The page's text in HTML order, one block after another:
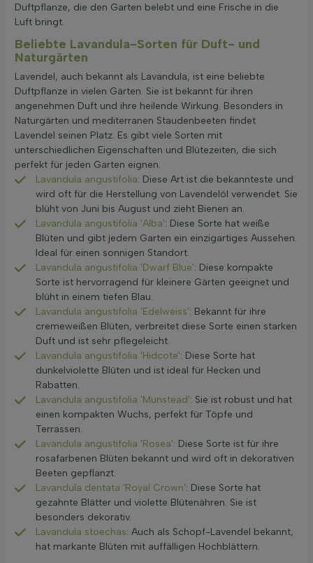
Duftpflanze, die den Garten belebt und eine Frische in die
Luft bringt.
Beliebte Lavandula-Sorten für Duft- und
Naturgärten
Lavendel, auch bekannt als Lavandula, ist eine beliebte
Duftpflanze in vielen Gärten. Sie ist bekannt für ihren
angenehmen Duft und ihre heilende Wirkung. Besonders in
Naturgärten und mediterranen Staudenbeeten findet
Lavendel seinen Platz. Es gibt viele Sorten mit
unterschiedlichen Eigenschaften und Blütezeiten, die sich
perfekt für jeden Garten eignen.
Lavandula angustifolia: Diese Art ist die bekannteste und
wird oft für die Herstellung von Lavendelöl verwendet. Sie
blüht von Juni bis August und zieht Bienen an.
Lavandula angustifolia 'Alba': Diese Sorte hat weiße
Blüten und gibt jedem Garten ein einzigartiges Aussehen.
Ideal für einen sonnigen Standort.
Lavandula angustifolia 'Dwarf Blue': Diese kompakte
Sorte ist hervorragend für kleinere Gärten geeignet und
blüht in einem tiefen Blau.
Lavandula angustifolia 'Edelweiss': Bekannt für ihre
cremeweißen Blüten, verbreitet diese Sorte einen starken
Duft und ist sehr pflegeleicht.
Lavandula angustifolia 'Hidcote': Diese Sorte hat
dunkelviolette Blüten und ist ideal für Hecken und
Rabatten.
Lavandula angustifolia 'Munstead': Sie ist robust und hat
einen kompakten Wuchs, perfekt für Töpfe und
Terrassen.
Lavandula angustifolia 'Rosea': Diese Sorte ist für ihre
rosafarbenen Blüten bekannt und wird oft in dekorativen
Beeten gepflanzt.
Lavandula dentata 'Royal Crown': Diese Sorte hat
gezahnte Blätter und violette Blütenähren. Sie ist
besonders dekorativ.
Lavandula stoechas: Auch als Schopf-Lavendel bekannt,
hat markante Blüten mit auffälligen Hochblättern.